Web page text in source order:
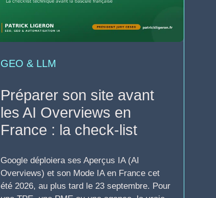
GEO & LLM
Préparer son site avant
les AI Overviews en
France : la check-list
Google déploiera ses Aperçus IA (AI
Overviews) et son Mode IA en France cet
été 2026, au plus tard le 23 septembre. Pour